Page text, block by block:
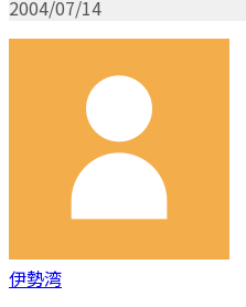
2004/07/14
伊勢湾